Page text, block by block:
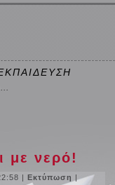
με νερό!
|Εκτύπωση |